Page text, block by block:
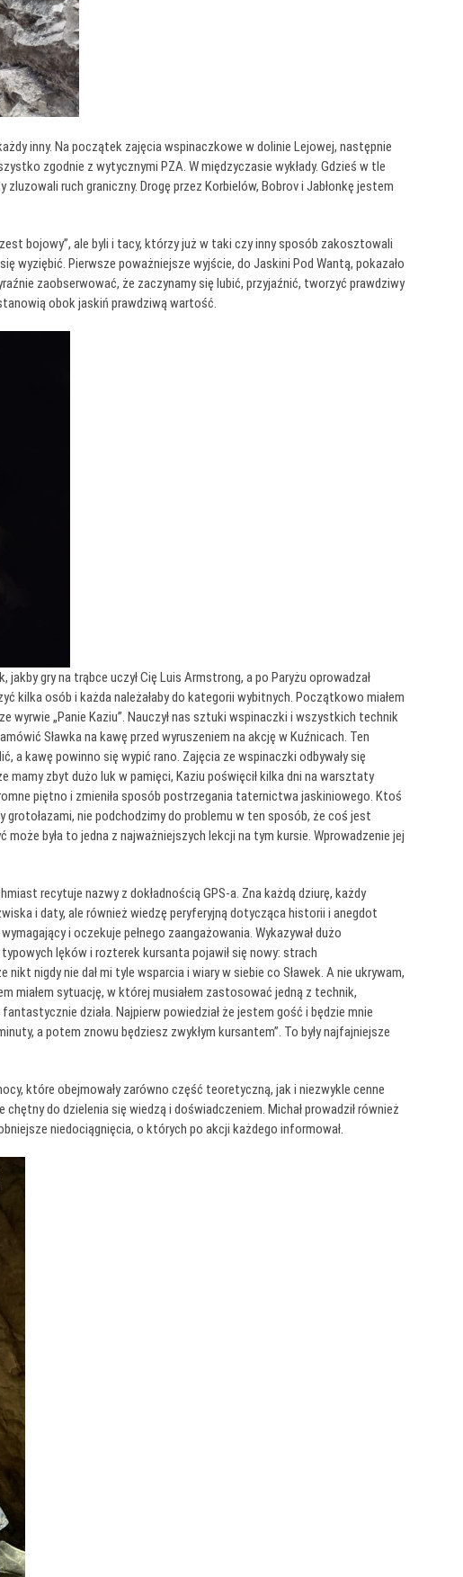
inny. Na początek zajęcia wspinaczkowe w dolinie Lejowej, następnie
zgodnie z wytycznymi PZA. W międzyczasie wykłady. Gdzieś w tle
ruch graniczny. Drogę przez Korbielów, Bobrov i Jabłonkę jestem
bojowy”, ale byli i tacy, którzy już w taki czy inny sposób zakosztowali
wyziębić. Pierwsze poważniejsze wyjście, do Jaskini Pod Wantą, pokazało
zaobserwować, że zaczynamy się lubić, przyjaźnić, tworzyć prawdziwy
obok jaskiń prawdziwą wartość.
gry na trąbce uczył Cię Luis Armstrong, a po Paryżu oprowadzał
kilka osób i każda należałaby do kategorii wybitnych. Początkowo miałem
wyrwie „Panie Kaziu”. Nauczył nas sztuki wspinaczki i wszystkich technik
Sławka na kawę przed wyruszeniem na akcję w Kuźnicach. Ten
a kawę powinno się wypić rano. Zajęcia ze wspinaczki odbywały się
mamy zbyt dużo luk w pamięci, Kaziu poświęcił kilka dni na warsztaty
piętno i zmieniła sposób postrzegania taternictwa jaskiniowego. Ktoś
nie podchodzimy do problemu w ten sposób, że coś jest
była to jedna z najważniejszych lekcji na tym kursie. Wprowadzenie jej
recytuje nazwy z dokładnością GPS-a. Zna każdą dziurę, każdy
i daty, ale również wiedzę peryferyjną dotycząca historii i anegdot
i oczekuje pełnego zaangażowania. Wykazywał dużo
lęków i rozterek kursanta pojawił się nowy: strach
nigdy nie dał mi tyle wsparcia i wiary w siebie co Sławek. A nie ukrywam,
miałem sytuację, w której musiałem zastosować jedną z technik,
działa. Najpierw powiedział że jestem gość i będzie mnie
a potem znowu będziesz zwykłym kursantem”. To były najfajniejsze
które obejmowały zarówno część teoretyczną, jak i niezwykle cenne
do dzielenia się wiedzą i doświadczeniem. Michał prowadził również
niedociągnięcia, o których po akcji każdego informował.